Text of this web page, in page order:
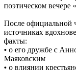
поэтическом вечере
После официальной
источниках
факты:
• о его дружбе с
Маяковским
• о влиянии